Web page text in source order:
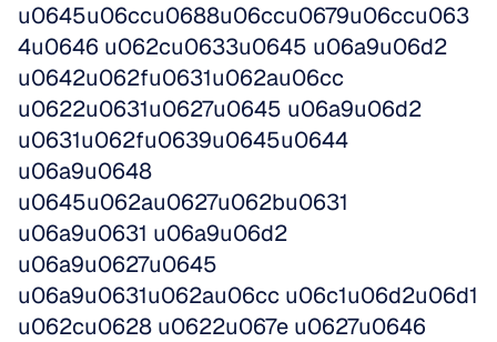
u0645u06ccu0688u06ccu0679u06ccu063
4u0646 u062cu0633u0645 u06a9u06d2
u0642u062fu0631u062au06cc
u0622u0631u0627u0645 u06a9u06d2
u0631u062fu0639u0645u0644
u06a9u0648
u0645u062au0627u062bu0631
u06a9u0631 u06a9u06d2
u06a9u0627u0645
u06a9u0631u062au06cc u06c1u06d2u06d1
u062cu0628 u0622u067e u0627u0646